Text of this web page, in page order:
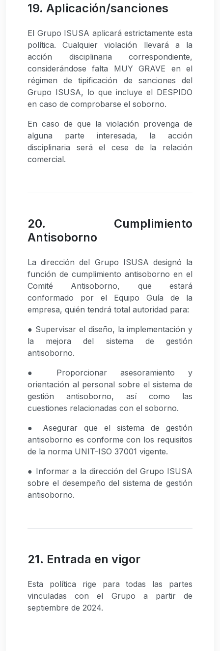
19. Aplicación/sanciones
El Grupo ISUSA aplicará estrictamente esta
política. Cualquier violación llevará a la
acción disciplinaria correspondiente,
considerándose falta MUY GRAVE en el
régimen de tipificación de sanciones del
Grupo ISUSA, lo que incluye el DESPIDO
en caso de comprobarse el soborno.
En caso de que la violación provenga de
alguna parte interesada, la acción
disciplinaria será el cese de la relación
comercial.
20. Cumplimiento
Antisoborno
La dirección del Grupo ISUSA designó la
función de cumplimiento antisoborno en el
Comité Antisoborno, que estará
conformado por el Equipo Guía de la
empresa, quién tendrá total autoridad para:
● Supervisar el diseño, la implementación y
la mejora del sistema de gestión
antisoborno.
● Proporcionar asesoramiento y
orientación al personal sobre el sistema de
gestión antisoborno, así como las
cuestiones relacionadas con el soborno.
● Asegurar que el sistema de gestión
antisoborno es conforme con los requisitos
de la norma UNIT-ISO 37001 vigente.
● Informar a la dirección del Grupo ISUSA
sobre el desempeño del sistema de gestión
antisoborno.
21. Entrada en vigor
Esta política rige para todas las partes
vinculadas con el Grupo a partir de
septiembre de 2024.